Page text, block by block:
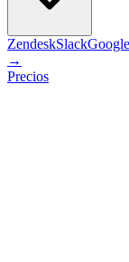
ZendeskSlack
→
Precios